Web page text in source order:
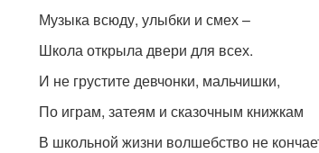
Музыка всюду, улыбки и смех –
Школа открыла двери для всех.
И не грустите девчонки, мальчишки,
По играм, затеям и сказочным книжкам
В школьной жизни волшебство не